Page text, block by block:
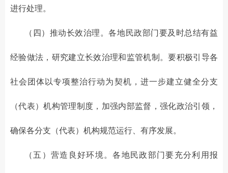
进行处理。
（四）推动长效治理。各地民政部门要及时总结有益
经验做法，研究建立长效治理和监管机制。要积极引导各
社会团体以专项整治行动为契机，进一步建立健全分支
（代表）机构管理制度，加强内部监督，强化政治引领，
确保各分支（代表）机构规范运行、有序发展。
（五）营造良好环境。各地民政部门要充分利用报